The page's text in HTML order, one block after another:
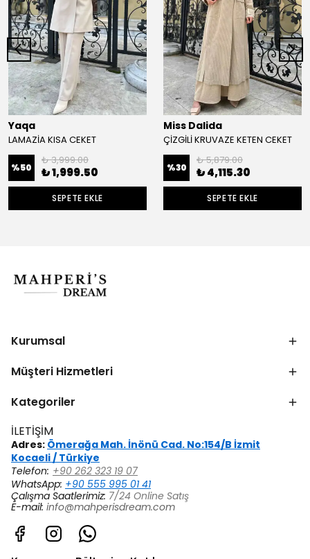
Yaqa
LAMAZİA KISA CEKET
%50
₺ 3,999.00
₺ 1,999.50
SEPETE EKLE
Miss Dalida
ÇİZGİLİ KRUVAZE KETEN CEKET
%30
₺ 5,879.00
₺ 4,115.30
SEPETE EKLE
Kurumsal
Müşteri Hizmetleri
Kategoriler
İLETİŞİM
Adres: Ömerağa Mah. İnönü Cad. No:154/B İzmit
Kocaeli / Türkiye
Telefon: +90 262 323 19 07
WhatsApp: +90 555 995 01 41
Çalışma Saatlerimiz: 7/24 Online Satış
E-mail: info@mahperisdream.com